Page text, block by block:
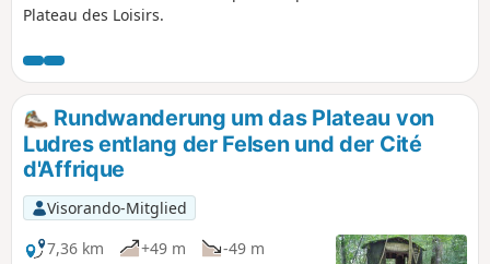
Plateau des Loisirs.
Rundwanderung um das Plateau von
Ludres entlang der Felsen und der Cité
d'Affrique
Visorando-Mitglied
7,36 km
+49 m
-49 m